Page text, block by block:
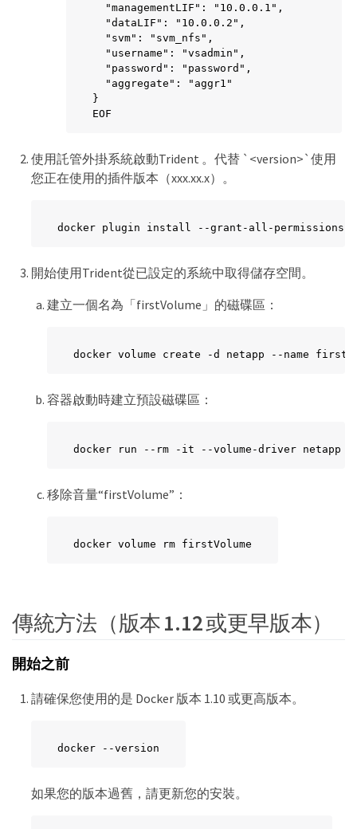
  "managementLIF": "10.0.0.1",
  "dataLIF": "10.0.0.2",
  "svm": "svm_nfs",
  "username": "vsadmin",
  "password": "password",
  "aggregate": "aggr1"
}
EOF
使用託管外掛系統啟動Trident 。代替 `<version>`使用
您正在使用的插件版本（xxx.xx.x）。
docker plugin install --grant-all-permissions
開始使用Trident從已設定的系統中取得儲存空間。
建立一個名為「firstVolume」的磁碟區：
docker volume create -d netapp --name
容器啟動時建立預設磁碟區：
docker run --rm -it --volume-driver netapp --
移除音量“firstVolume”：
docker volume rm firstVolume
傳統方法（版本 1.12 或更早版本）
開始之前
請確保您使用的是 Docker 版本 1.10 或更高版本。
docker --version
如果您的版本過舊，請更新您的安裝。